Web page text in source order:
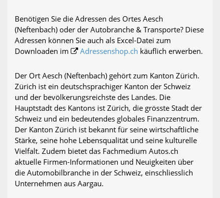
Benötigen Sie die Adressen des Ortes Aesch
(Neftenbach) oder der Autobranche & Transporte? Diese
Adressen können Sie auch als Excel-Datei zum
Downloaden im
Adressenshop.ch käuflich erwerben.
Der Ort Aesch (Neftenbach) gehört zum Kanton Zürich.
Zürich ist ein deutschsprachiger Kanton der Schweiz
und der bevölkerungsreichste des Landes. Die
Hauptstadt des Kantons ist Zürich, die grösste Stadt der
Schweiz und ein bedeutendes globales Finanzzentrum.
Der Kanton Zürich ist bekannt für seine wirtschaftliche
Stärke, seine hohe Lebensqualität und seine kulturelle
Vielfalt. Zudem bietet das Fachmedium Autos.ch
aktuelle Firmen-Informationen und Neuigkeiten über
die Automobilbranche in der Schweiz, einschliesslich
Unternehmen aus Aargau.